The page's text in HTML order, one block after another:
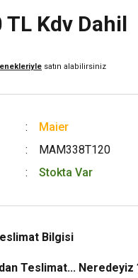
TL Kdv Dahil
satın alabilirsiniz
Maier
MAM338T120
Stokta Var
Bilgisi
Teslimat... Neredeyiz